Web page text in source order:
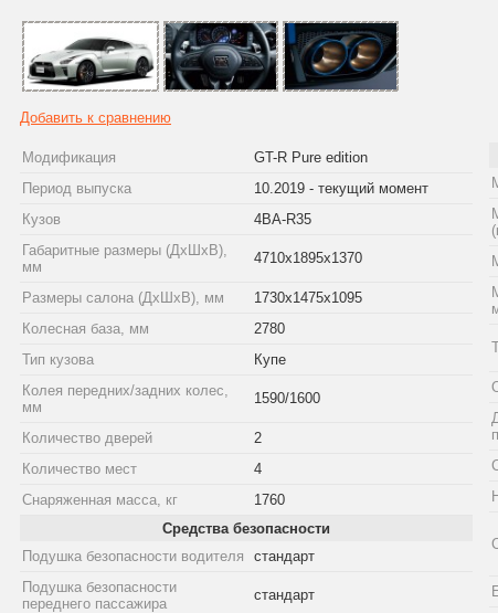
Добавить к сравнению
Модификация
GT-R Pure edition
Период выпуска
10.2019 - текущий момент
Кузов
4BA-R35
Габаритные размеры (ДхШхВ),
мм
4710x1895x1370
Размеры салона (ДхШхВ), мм
1730x1475x1095
Колесная база, мм
2780
Тип кузова
Купе
Колея передних/задних колес,
мм
1590/1600
Количество дверей
2
Количество мест
4
Снаряженная масса, кг
1760
Средства безопасности
Подушка безопасности водителя
стандарт
Подушка безопасности
переднего пассажира
стандарт